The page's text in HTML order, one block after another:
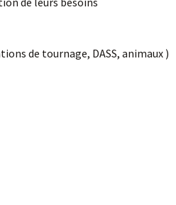
de tournage, DASS, animaux )